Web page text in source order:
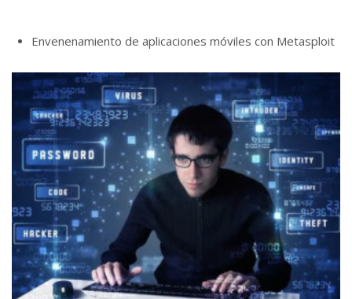
Envenenamiento de aplicaciones móviles con Metasploit